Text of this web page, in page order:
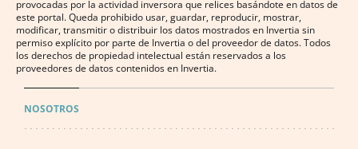
provocadas por la actividad inversora que relices basándote en datos de
este portal. Queda prohibido usar, guardar, reproducir, mostrar,
modificar, transmitir o distribuir los datos mostrados en Invertia sin
permiso explícito por parte de Invertia o del proveedor de datos. Todos
los derechos de propiedad intelectual están reservados a los
proveedores de datos contenidos en Invertia.
NOSOTROS